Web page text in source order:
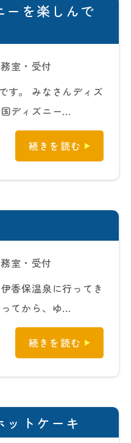
ーを楽しんで
室・受付
す。 みなさんディズ
ディズニー…
続きを読む
室・受付
香保温泉に行ってき
てから、ゆ…
続きを読む
ットケーキ